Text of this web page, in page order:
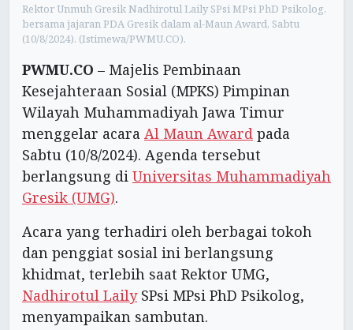
Rektor Unmuh Gresik Nadhirotul Laily SPsi MPsi PhD Psikolog,
bersama jajaran PDA Gresik dalam al-Maun Award, Sabtu
(10/8/2024). (Istimewa/PWMU.CO).
PWMU.CO – Majelis Pembinaan
Kesejahteraan Sosial (MPKS) Pimpinan
Wilayah Muhammadiyah Jawa Timur
menggelar acara Al Maun Award pada
Sabtu (10/8/2024). Agenda tersebut
berlangsung di Universitas Muhammadiyah
Gresik (UMG).
Acara yang terhadiri oleh berbagai tokoh
dan penggiat sosial ini berlangsung
khidmat, terlebih saat Rektor UMG,
Nadhirotul LailySPsi MPsi PhD Psikolog,
menyampaikan sambutan.